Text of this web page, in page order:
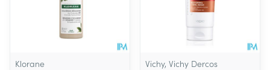
Klorane
Vichy, Vichy Dercos